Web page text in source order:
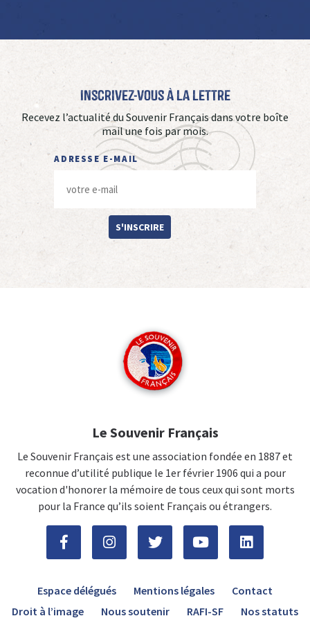
Inscrivez-vous à La Lettre
Recevez l’actualité du Souvenir Français dans votre boîte
mail une fois par mois.
ADRESSE E-MAIL
S'INSCRIRE
Le Souvenir Français
Le Souvenir Français est une association fondée en 1887 et
reconnue d’utilité publique le 1er février 1906 qui a pour
vocation d'honorer la mémoire de tous ceux qui sont morts
pour la France qu’ils soient Français ou étrangers.
Espace délégués Mentions légales
Contact
Droit à l’image
Nous soutenir RAFI-SF Nos statuts